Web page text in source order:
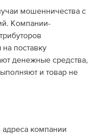
мошенничества с
Компании-
поставку
денежные средства,
и товар не
компании